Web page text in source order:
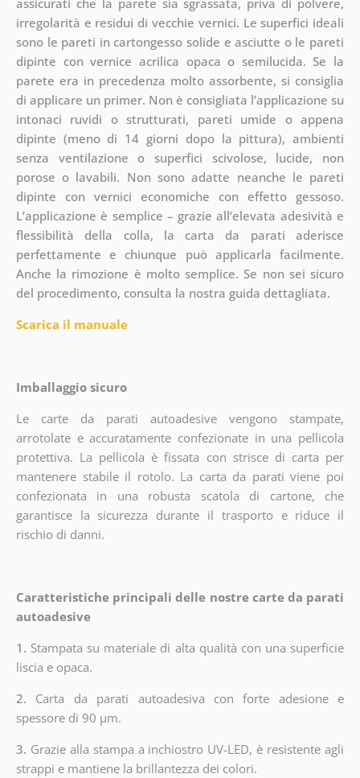
irregolarità e residui di vecchie vernici. Le superfici ideali
sono le pareti in cartongesso solide e asciutte o le pareti
dipinte con vernice acrilica opaca o semilucida. Se la
parete era in precedenza molto assorbente, si consiglia
di applicare un primer. Non è consigliata l’applicazione su
intonaci ruvidi o strutturati, pareti umide o appena
dipinte (meno di 14 giorni dopo la pittura), ambienti
senza ventilazione o superfici scivolose, lucide, non
porose o lavabili. Non sono adatte neanche le pareti
dipinte con vernici economiche con effetto gessoso.
L’applicazione è semplice – grazie all’elevata adesività e
flessibilità della colla, la carta da parati aderisce
perfettamente e chiunque può applicarla facilmente.
Anche la rimozione è molto semplice. Se non sei sicuro
del procedimento, consulta la nostra guida dettagliata.
Scarica il manuale
Imballaggio sicuro
Le carte da parati autoadesive vengono stampate,
arrotolate e accuratamente confezionate in una pellicola
protettiva. La pellicola è fissata con strisce di carta per
mantenere stabile il rotolo. La carta da parati viene poi
confezionata in una robusta scatola di cartone, che
garantisce la sicurezza durante il trasporto e riduce il
rischio di danni.
Caratteristiche principali delle nostre carte da parati
autoadesive
1. Stampata su materiale di alta qualità con una superficie
liscia e opaca.
2. Carta da parati autoadesiva con forte adesione e
spessore di 90 µm.
3. Grazie alla stampa a inchiostro UV-LED, è resistente agli
strappi e mantiene la brillantezza dei colori.